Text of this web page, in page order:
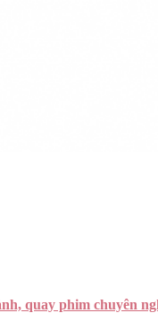
quay phim chuyên